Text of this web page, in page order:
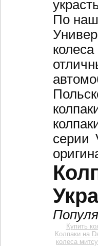
По
серии
Купить
Колпаки на
колеса